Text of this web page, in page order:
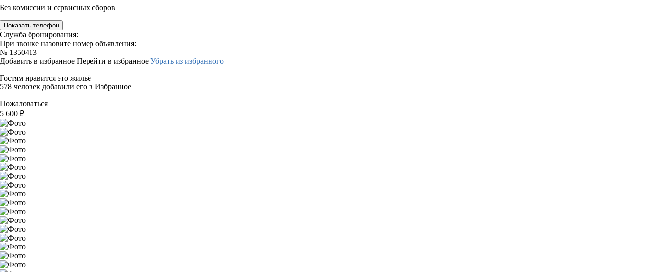
Без комиссии и сервисных сборов
Показать телефон
Служба бронирования:
При звонке назовите номер объявления:
№ 1350413
Добавить в избранное Перейти в избранное Убрать из избранного
Гостям нравится это жильё
578 человек добавили его в Избранное
Пожаловаться
5 600 ₽